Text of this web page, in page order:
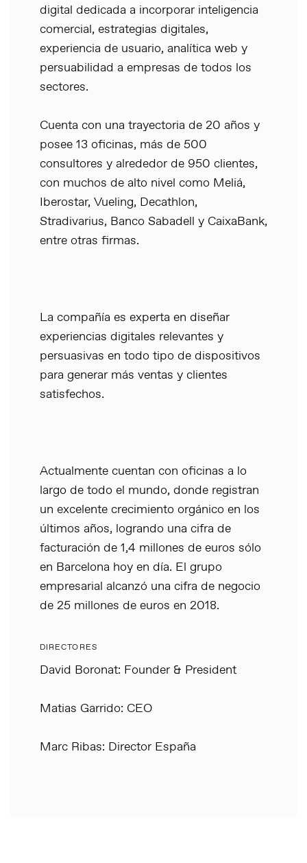
digital dedicada a incorporar inteligencia
comercial, estrategias digitales,
experiencia de usuario, analítica web y
persuabilidad a empresas de todos los
sectores.
Cuenta con una trayectoria de 20 años y
posee 13 oficinas, más de 500
consultores y alrededor de 950 clientes,
con muchos de alto nivel como Meliá,
Iberostar, Vueling, Decathlon,
Stradivarius, Banco Sabadell y CaixaBank,
entre otras firmas.
La compañía es experta en diseñar
experiencias digitales relevantes y
persuasivas en todo tipo de dispositivos
para generar más ventas y clientes
satisfechos.
Actualmente cuentan con oficinas a lo
largo de todo el mundo, donde registran
un excelente crecimiento orgánico en los
últimos años, logrando una cifra de
facturación de 1,4 millones de euros sólo
en Barcelona hoy en día. El grupo
empresarial alcanzó una cifra de negocio
de 25 millones de euros en 2018.
DIRECTORES
David Boronat: Founder & President
Matias Garrido: CEO
Marc Ribas: Director España